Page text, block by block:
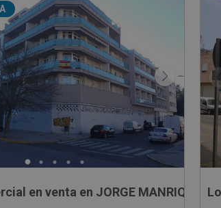
en venta en JORGE MANRIQUE, 23